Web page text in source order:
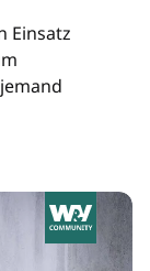
Einsatz